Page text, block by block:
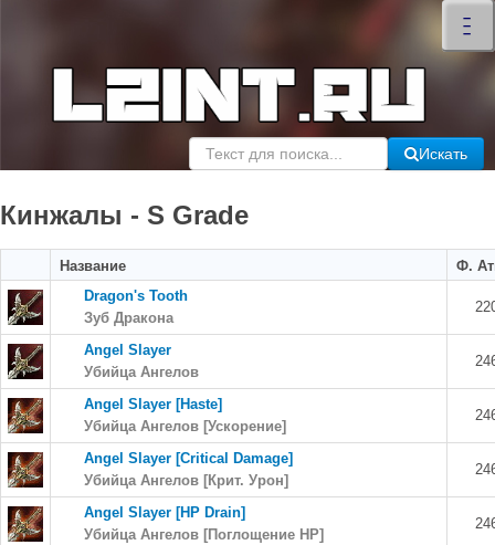
–
–
–
×
Искать
Кинжалы - S Grade
Название
Ф.
Dragon's Tooth
Зуб Дракона
Angel Slayer
Убийца Ангелов
Angel Slayer [Haste]
Убийца Ангелов [Ускорение]
Angel Slayer [Critical Damage]
Убийца Ангелов [Крит. Урон]
Angel Slayer [HP Drain]
Убийца Ангелов [Поглощение HP]